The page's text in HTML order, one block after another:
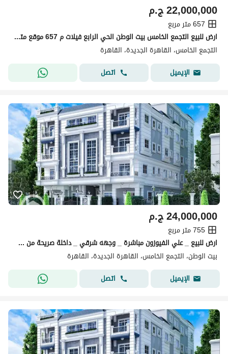
ج.م22,000,000
657 متر مربع
ارض للبيع التجمع الخامس بيت الوطن الحي الرابع فيلات م 657 موقع متميز على حديقه
التجمع الخامس، القاهرة الجديدة، القاهرة
الإيميل
اتصل
ج.م24,000,000
755 متر مربع
ارض للبيع _ علي الفيوزون مباشرة _ وجهه شرقي _ داخلة صريحة من طريق السويس _ الحي الثاني _ بيت الوطن _ التجمع الخامس _ القاهرة الجديدة
بيت الوطن، التجمع الخامس، القاهرة الجديدة، القاهرة
الإيميل
اتصل